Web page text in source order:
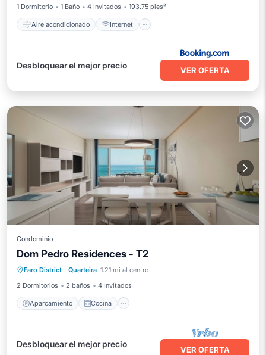
1 Dormitorio
1 Baño 4 Invitados 193.75 pies²
Aire acondicionado Internet
Desbloquear el mejor precio
VER OFERTA
Condominio
Dom Pedro Residences - T2
Faro District · Quarteira 1.21 mi al centro
2 Dormitorios
2 baños 4 Invitados
Aparcamiento Cocina
Aparcamiento
Cocina
Aire acondicionado
Internet
Desbloquear el mejor precio
VER OFERTA